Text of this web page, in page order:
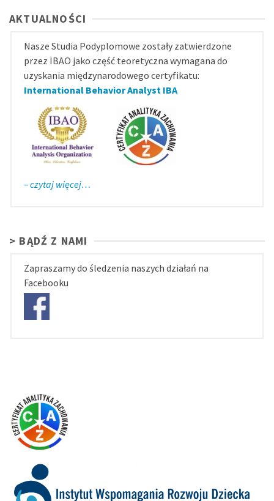
AKTUALNOŚCI
Nasze Studia Podyplomowe zostały zatwierdzone
przez IBAO jako część teoretyczna wymagana do
uzyskania międzynarodowego certyfikatu:
International Behavior Analyst IBA
– czytaj więcej…
> BĄDŹ Z NAMI
Zapraszamy do śledzenia naszych działań na
Facebooku